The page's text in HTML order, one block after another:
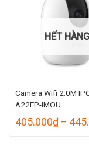
HẾT HÀNG
Camera Wifi 2.0M
A22EP-IMOU
405.000₫ –